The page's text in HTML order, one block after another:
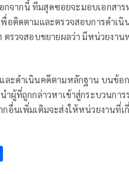
จากนี้ ทีมสุดซอยจะมอบเอกสา
อติดตามและตรวจสอบการดำเนิ
ตรวจสอบขยายผลว่า มีหน่วยงาน
ละดำเนินคดีตามหลักฐาน บนข้อ
ำผู้ที่ถูกกล่าวหาเข้าสู่กระบวนก
อื่นเพิ่มเติมจะส่งให้หน่วยงานที่